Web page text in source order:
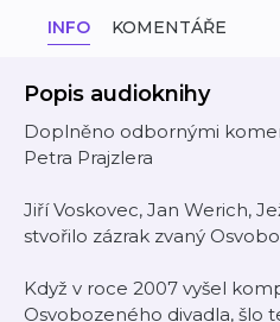
INFO KOMENTÁŘE
Popis audioknihy
Doplněno odbornými
Petra Prajzlera
Jiří Voskovec, Jan Werich,
stvořilo zázrak zvaný
Když v roce 2007 vyšel
Osvobozeného divadla, šlo